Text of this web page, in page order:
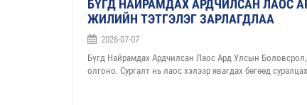
БҮГД НАЙРАМДАХ АРДЧИЛСАН ЛАОС
ЖИЛИЙН ТЭТГЭЛЭГ ЗАРЛАГДЛАА
2026-07-07
Бүгд Найрамдах Ардчилсан Лаос Ард Улсын
олгоно. Сургалт нь лаос хэлээр явагдах бөгөөд